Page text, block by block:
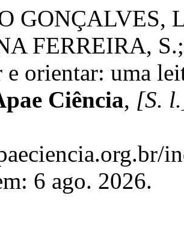
GONÇALVES,
FERREIRA,
e orientar: uma
Ciência, [S.
6 ago. 2026.